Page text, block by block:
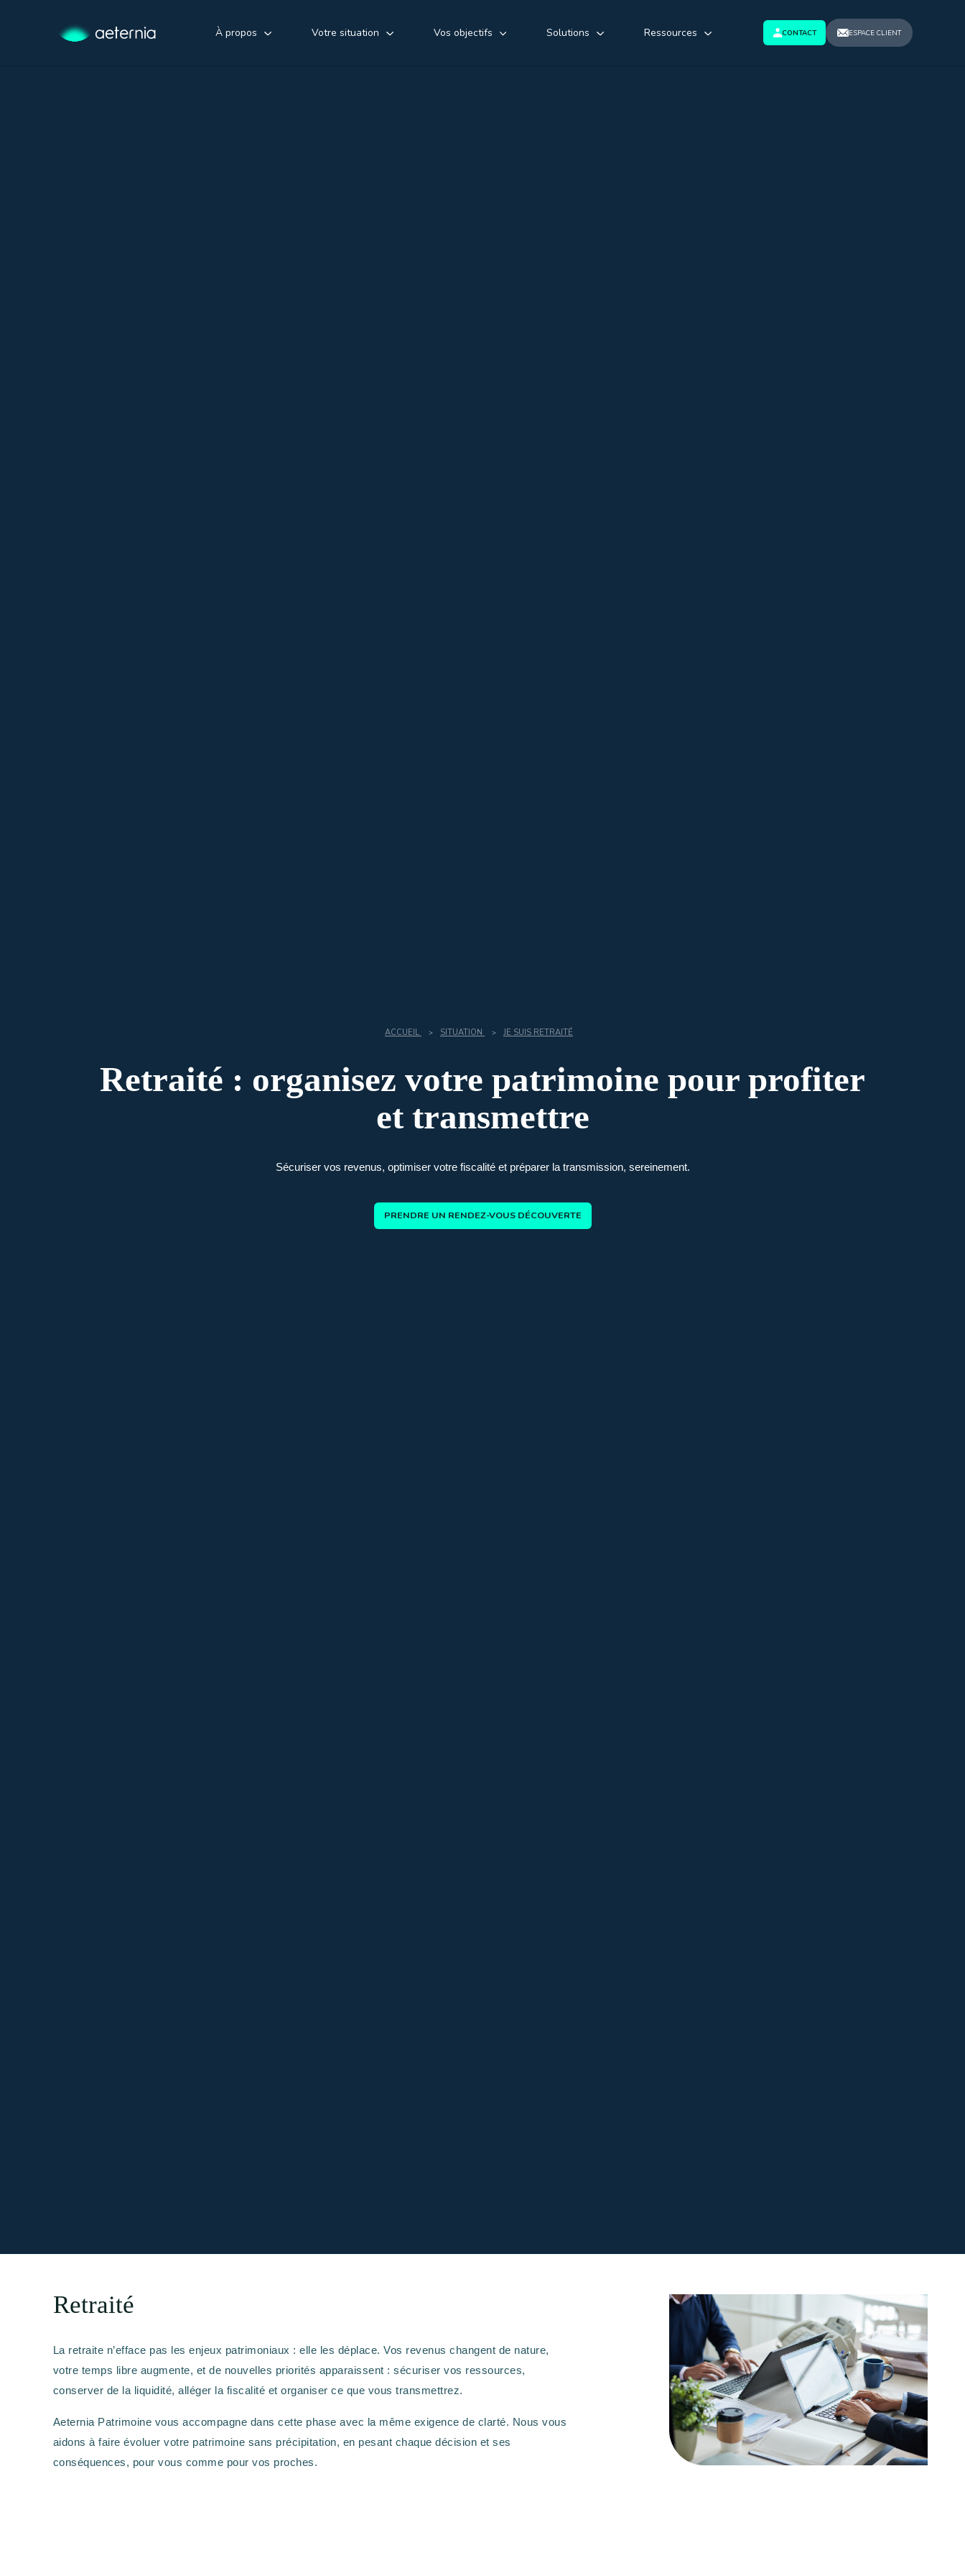
À propos Votre situation Vos objectifs Solutions Ressources CONTACT ESPACE CLIENT
ACCUEIL > SITUATION > JE SUIS RETRAITÉ
Retraité : organisez votre patrimoine pour profiter
et transmettre
Sécuriser vos revenus, optimiser votre fiscalité et préparer la transmission, sereinement.
PRENDRE UN RENDEZ-VOUS DÉCOUVERTE
Retraité
La retraite n’efface pas les enjeux patrimoniaux : elle les déplace. Vos revenus changent de nature,
votre temps libre augmente, et de nouvelles priorités apparaissent : sécuriser vos ressources,
conserver de la liquidité, alléger la fiscalité et organiser ce que vous transmettrez.
Aeternia Patrimoine vous accompagne dans cette phase avec la même exigence de clarté. Nous vous
aidons à faire évoluer votre patrimoine sans précipitation, en pesant chaque décision et ses
conséquences, pour vous comme pour vos proches.